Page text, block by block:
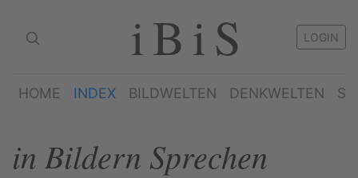
iBiS LOGIN
HOME INDEX BILDWELTEN DENKWELTEN
in Bildern Sprechen